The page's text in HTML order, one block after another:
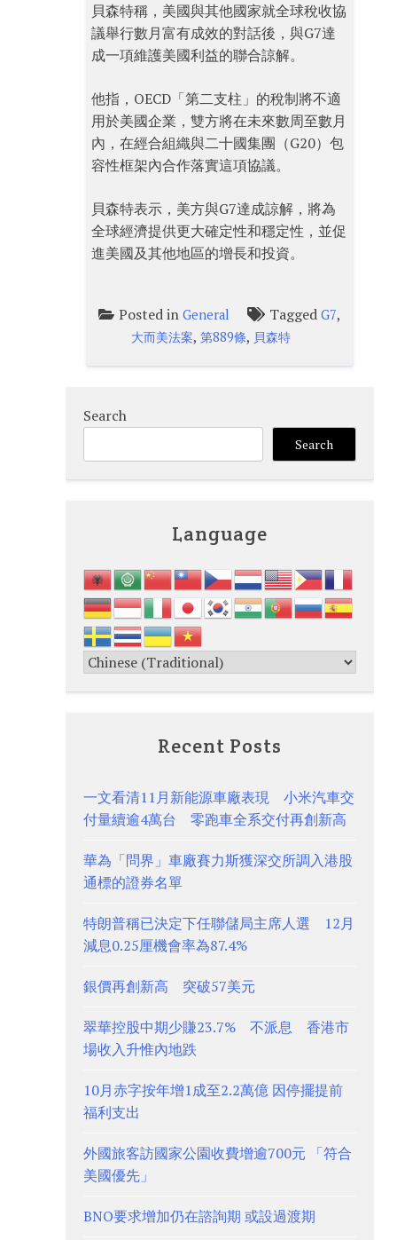
貝森特稱，美國與其他國家就全球稅收協
議舉行數月富有成效的對話後，與G7達
成一項維護美國利益的聯合諒解。
他指，OECD「第二支柱」的稅制將不適
用於美國企業，雙方將在未來數周至數月
內，在經合組織與二十國集團（G20）包
容性框架內合作落實這項協議。
貝森特表示，美方與G7達成諒解，將為
全球經濟提供更大確定性和穩定性，並促
進美國及其他地區的增長和投資。
Posted inGeneral TaggedG7,
大而美法案,第889條, 貝森特
Search
Search
Language
Recent Posts
一文看清11月新能源車廠表現 小米汽車交
付量續逾4萬台 零跑車全系交付再創新高
華為「問界」車廠賽力斯獲深交所調入港股
通標的證券名單
特朗普稱已決定下任聯儲局主席人選 12月
減息0.25厘機會率為87.4%
銀價再創新高 突破57美元
翠華控股中期少賺23.7% 不派息 香港市
場收入升惟內地跌
10月赤字按年增1成至2.2萬億 因停擺提前
福利支出
外國旅客訪國家公園收費增逾700元 「符合
美國優先」
BNO要求增加仍在諮詢期 或設過渡期